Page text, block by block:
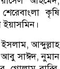
কৃষি
আব্দুল্লাহ
আবু সাঈদ, নুমান